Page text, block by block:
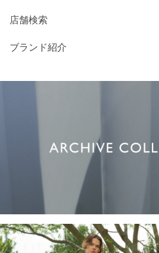
店舗検索
ブランド紹介